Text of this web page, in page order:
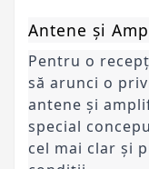
Antene și
Pentru o
să arunci o
antene și
special
cel mai clar și